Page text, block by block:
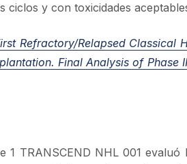
ciclos y con toxicidades
Refractory/Relapsed Classical
Final Analysis of Phase
1 TRANSCEND NHL 001 evaluó